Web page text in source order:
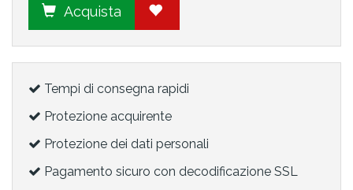
Acquista
Tempi di consegna rapidi
Protezione acquirente
Protezione dei dati personali
Pagamento sicuro con decodificazione SSL